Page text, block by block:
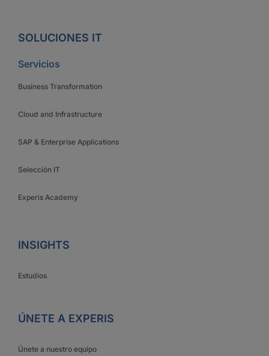
SOLUCIONES IT
Servicios
Business Transformation
Cloud and Infrastructure
SAP & Enterprise Applications
Selección IT
Experis Academy
INSIGHTS
Estudios
ÚNETE A EXPERIS
Únete a nuestro equipo